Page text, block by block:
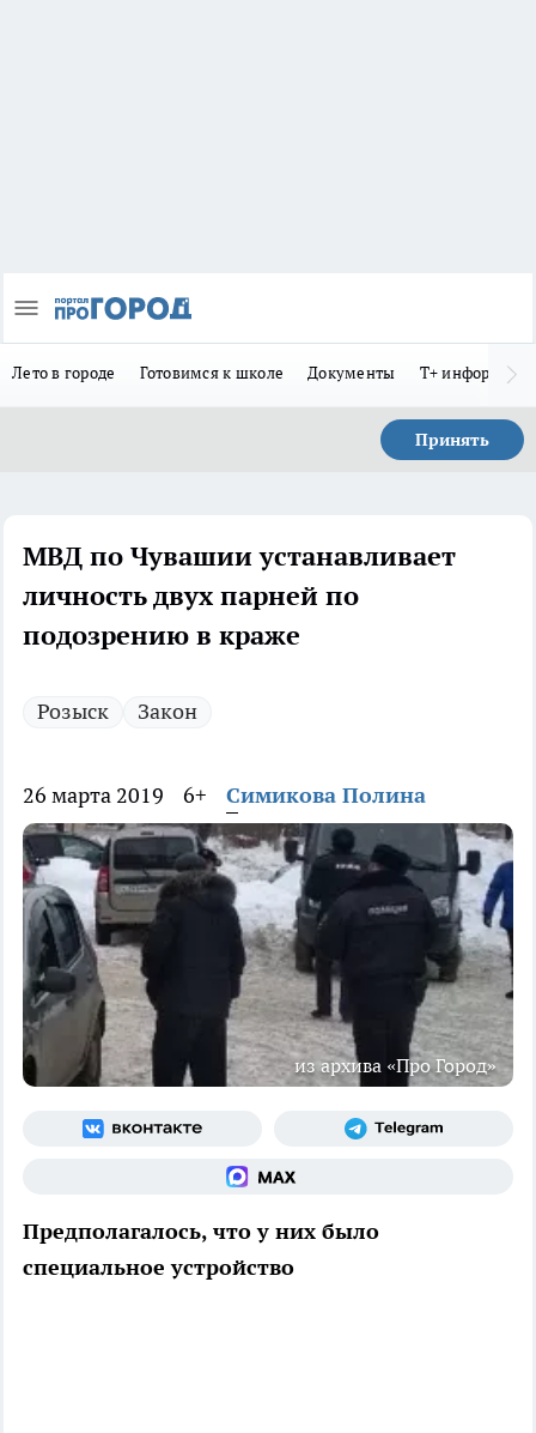
Лето в городе Готовимся к школе Документы Т+
Принять
МВД по Чувашии устанавливает
личность двух парней по
подозрению в краже
Розыск Закон
26 марта 2019 6+ Симикова Полина
из архива «Про Город»
Предполагалось, что у них было
специальное устройство